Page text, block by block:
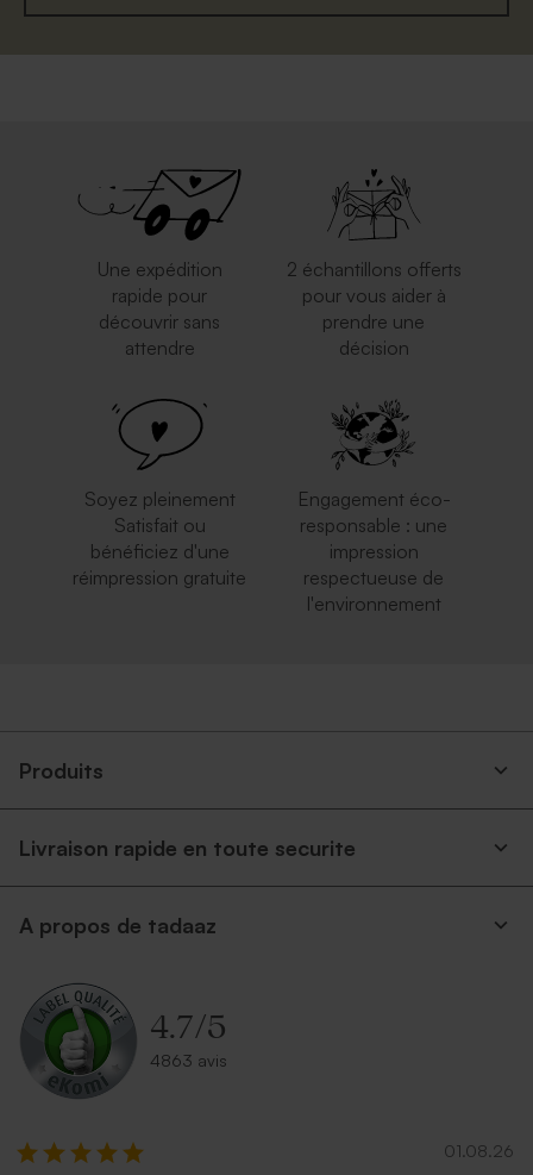
Une expédition
rapide pour
découvrir sans
attendre
2 échantillons offerts
pour vous aider à
prendre une
décision
Soyez pleinement
Satisfait ou
bénéficiez d'une
réimpression gratuite
Engagement éco-
responsable : une
impression
respectueuse de
l'environnement
Produits
Livraison rapide en toute securite
A propos de tadaaz
4.7/5
4863 avis
01.08.26